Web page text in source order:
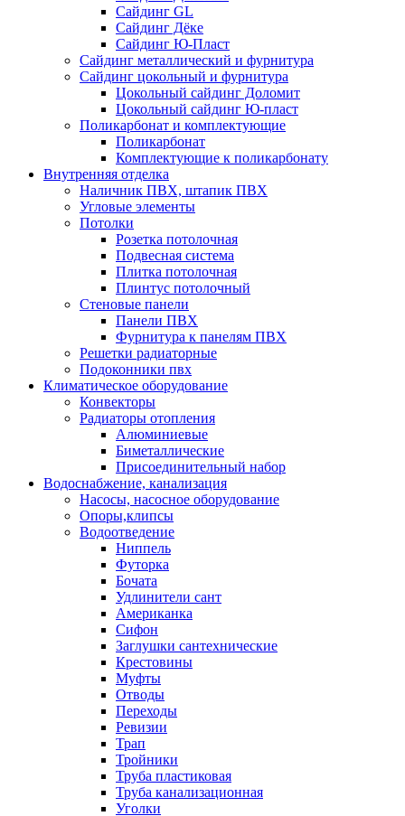
Сайдинг GL
Сайдинг Дёке
Сайдинг Ю-Пласт
Сайдинг металлический и фурнитура
Сайдинг цокольный и фурнитура
Цокольный сайдинг Доломит
Цокольный сайдинг Ю-пласт
Поликарбонат и комплектующие
Поликарбонат
Комплектующие к поликарбонату
Внутренняя отделка
Наличник ПВХ, штапик ПВХ
Угловые элементы
Потолки
Розетка потолочная
Подвесная система
Плитка потолочная
Плинтус потолочный
Стеновые панели
Панели ПВХ
Фурнитура к панелям ПВХ
Решетки радиаторные
Подоконники пвх
Климатическое оборудование
Конвекторы
Радиаторы отопления
Алюминиевые
Биметаллические
Присоединительный набор
Водоснабжение, канализация
Насосы, насосное оборудование
Опоры,клипсы
Водоотведение
Ниппель
Футорка
Бочата
Удлинители сант
Американка
Сифон
Заглушки сантехнические
Крестовины
Муфты
Отводы
Переходы
Ревизии
Трап
Тройники
Труба пластиковая
Труба канализационная
Уголки